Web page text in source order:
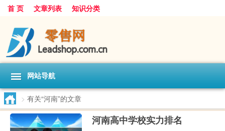
首 页 文章列表 知识分类
网站导航
> 有关“河南”的文章
河南高中学校实力排名